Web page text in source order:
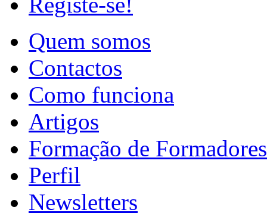
Quem somos
Contactos
Como funciona
Artigos
Formação de Formadores
Perfil
Newsletters